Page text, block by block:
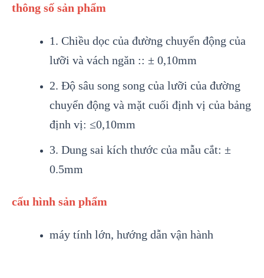
thông số sản phẩm
1. Chiều dọc của đường chuyển động của
lưỡi và vách ngăn :: ± 0,10mm
2. Độ sâu song song của lưỡi của đường
chuyển động và mặt cuối định vị của bảng
định vị: ≤0,10mm
3. Dung sai kích thước của mẫu cắt: ±
0.5mm
cấu hình sản phẩm
máy tính lớn, hướng dẫn vận hành